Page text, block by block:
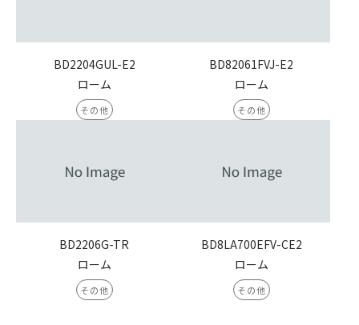
BD2204GUL-E2
ローム
その他
BD82061FVJ-E2
ローム
その他
BD2206G-TR
ローム
その他
BD8LA700EFV-CE2
ローム
その他